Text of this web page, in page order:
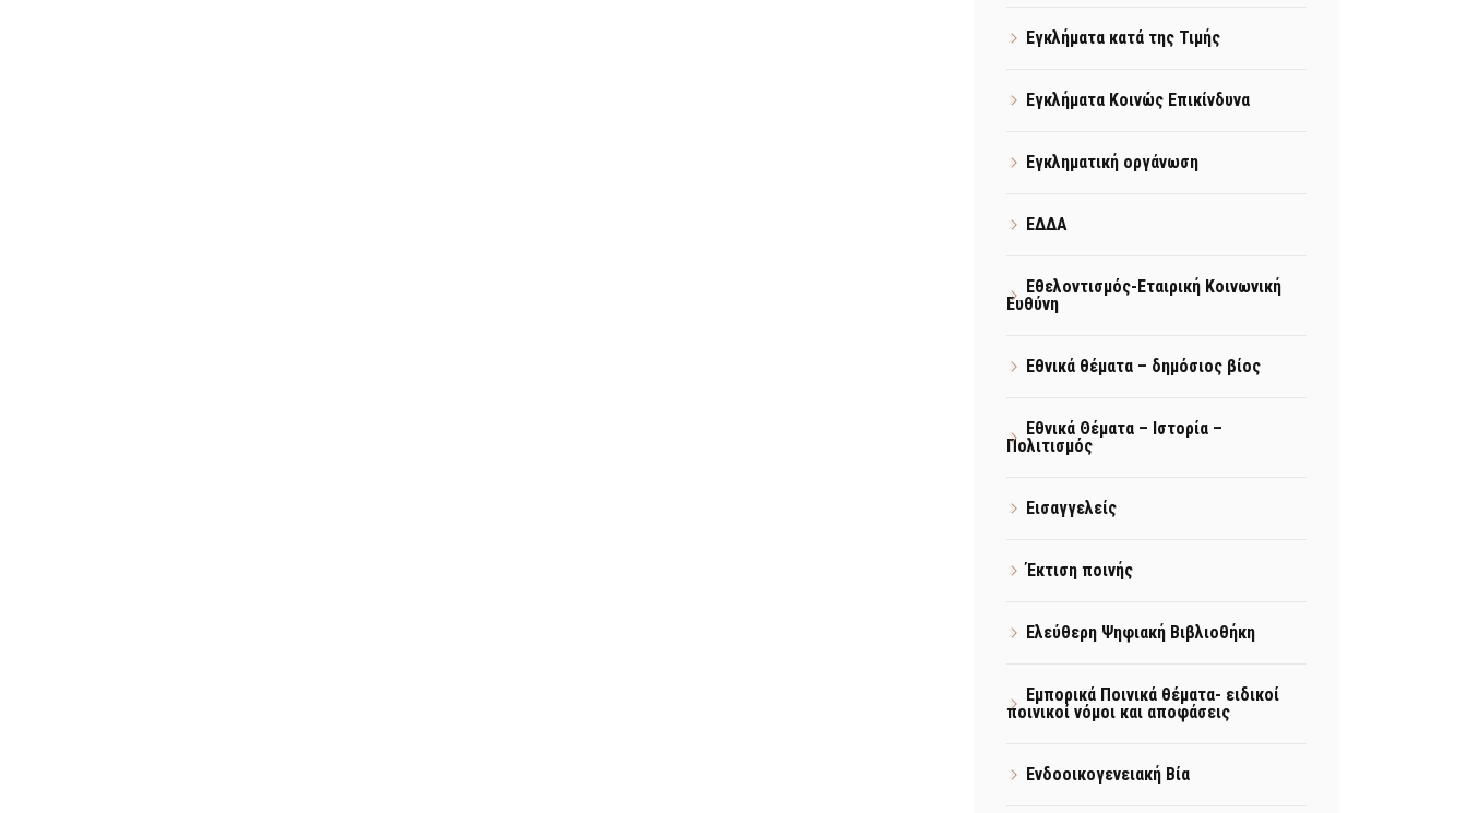
Εγκλήματα κατά της Τιμής
Εγκλήματα Κοινώς Επικίνδυνα
Εγκληματική οργάνωση
ΕΔΔΑ
Εθελοντισμός-Εταιρική Κοινωνική
Ευθύνη
Εθνικά θέματα – δημόσιος βίος
Εθνικά Θέματα – Ιστορία –
Πολιτισμός
Εισαγγελείς
Έκτιση ποινής
Ελεύθερη Ψηφιακή Βιβλιοθήκη
Εμπορικά Ποινικά θέματα- ειδικοί
ποινικοί νόμοι και αποφάσεις
Ενδοοικογενειακή Βία